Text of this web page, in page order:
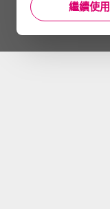
繼續使